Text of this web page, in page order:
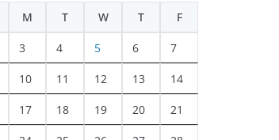
M T W T F
3 4 5 6 7
10 11 12 13 14
17 18 19 20 21